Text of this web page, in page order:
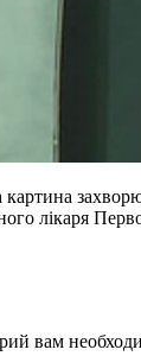
лікаря
вам